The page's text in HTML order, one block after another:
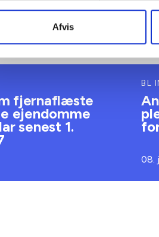
Afvis
fjernaflæste
ejendomme
senest 1.
BL
08.